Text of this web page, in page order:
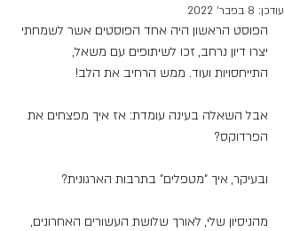
עודכן: 8 בפבר׳ 2022
הפוסט הראשון היה אחד הפוסטים אשר לשמחתי
יצרו דיון נרחב, זכו לשיתופים עם משאל,
התייחסויות ועוד. ממש הרחיב את הלב!
אבל השאלה בעינה עומדת: אז איך מפצחים את
הפרדוקס?
ובעיקר, איך "מטפלים" בתרבות הארגונית?
מהניסיון שלי, לאורך שלושת העשורים האחרונים,